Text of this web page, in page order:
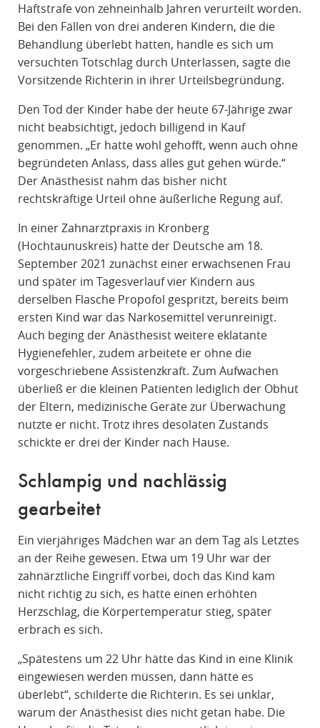
Haftstrafe von zehneinhalb Jahren verurteilt worden.
Bei den Fällen von drei anderen Kindern, die die
Behandlung überlebt hatten, handle es sich um
versuchten Totschlag durch Unterlassen, sagte die
Vorsitzende Richterin in ihrer Urteilsbegründung.
Den Tod der Kinder habe der heute 67-Jährige zwar
nicht beabsichtigt, jedoch billigend in Kauf
genommen. „Er hatte wohl gehofft, wenn auch ohne
begründeten Anlass, dass alles gut gehen würde.“
Der Anästhesist nahm das bisher nicht
rechtskräftige Urteil ohne äußerliche Regung auf.
In einer Zahnarztpraxis in Kronberg
(Hochtaunuskreis) hatte der Deutsche am 18.
September 2021 zunächst einer erwachsenen Frau
und später im Tagesverlauf vier Kindern aus
derselben Flasche Propofol gespritzt, bereits beim
ersten Kind war das Narkosemittel verunreinigt.
Auch beging der Anästhesist weitere eklatante
Hygienefehler, zudem arbeitete er ohne die
vorgeschriebene Assistenzkraft. Zum Aufwachen
überließ er die kleinen Patienten lediglich der Obhut
der Eltern, medizinische Geräte zur Überwachung
nutzte er nicht. Trotz ihres desolaten Zustands
schickte er drei der Kinder nach Hause.
Schlampig und nachlässig
gearbeitet
Ein vierjähriges Mädchen war an dem Tag als Letztes
an der Reihe gewesen. Etwa um 19 Uhr war der
zahnärztliche Eingriff vorbei, doch das Kind kam
nicht richtig zu sich, es hatte einen erhöhten
Herzschlag, die Körpertemperatur stieg, später
erbrach es sich.
„Spätestens um 22 Uhr hätte das Kind in eine Klinik
eingewiesen werden müssen, dann hätte es
überlebt“, schilderte die Richterin. Es sei unklar,
warum der Anästhesist dies nicht getan habe. Die